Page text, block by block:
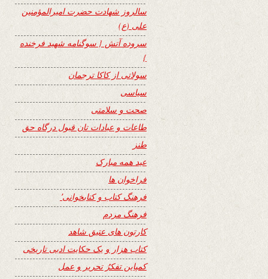
سالروز شهادت حضرت امیرالمؤمنین
علی (ع)
سروده آتش { سوگنامه شهید فرخنده
}
سولاتی از کاکا ترجمان
سیاسی
صحت و سلامتی
طاعات و عبادات تان قبول درگاه حق
طنز
عید همه مبارک
فراخوان ها
فرهنگ کتاب و کتابخوانی٬
فرهنگ مردم
کارتون های عتیق شاهد
کتاب هزار و یک حکایت ادبی تاریخی
کمپاین تفکرُ تحریر و عمل